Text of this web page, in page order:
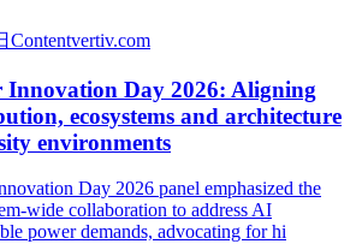
Contentvertiv.com
Innovation Day 2026: Aligning
ecosystems and architecture
environments
Day 2026 panel emphasized the
wide collaboration to address AI
power demands, advocating for hi